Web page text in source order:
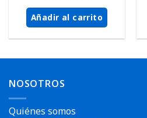
Añadir al carrito
NOSOTROS
Quiénes somos